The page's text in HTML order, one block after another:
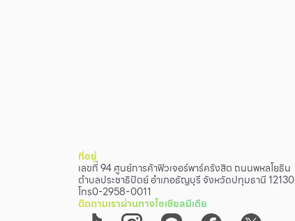
ที่อยู่
เลขที่ 94 ศูนย์การค้าฟิวเจอร์พาร์ครังสิต ถนนพหลโยธิน
ตำบลประชาธิปัตย์ อำเภอธัญบุรี จังหวัดปทุมธานี 12130
โทร0-2958-0011
ติดตามเราผ่านทางโซเชียลมีเดีย